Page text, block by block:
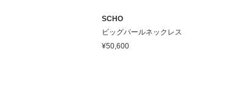
SCHO
ビッグパールネックレス
¥50,600